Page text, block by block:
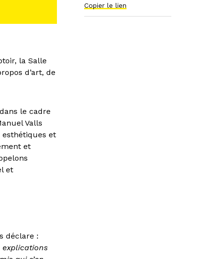
la Salle
d’art, de
le cadre
Valls
et
et
et
déclare :
explications
Copier le lien